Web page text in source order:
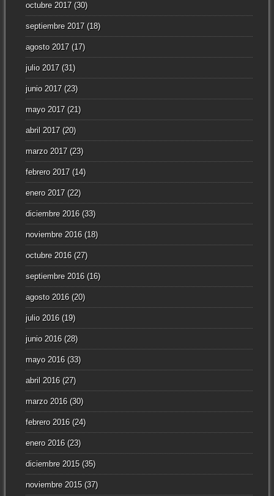
octubre 2017(30)
septiembre 2017(18)
agosto 2017(17)
julio 2017(31)
junio 2017(23)
mayo 2017(21)
abril 2017(20)
marzo 2017(23)
febrero 2017(14)
enero 2017(22)
diciembre 2016(33)
noviembre 2016(18)
octubre 2016(27)
septiembre 2016(16)
agosto 2016(20)
julio 2016(19)
junio 2016(28)
mayo 2016(33)
abril 2016(27)
marzo 2016(30)
febrero 2016(24)
enero 2016(23)
diciembre 2015(35)
noviembre 2015(37)